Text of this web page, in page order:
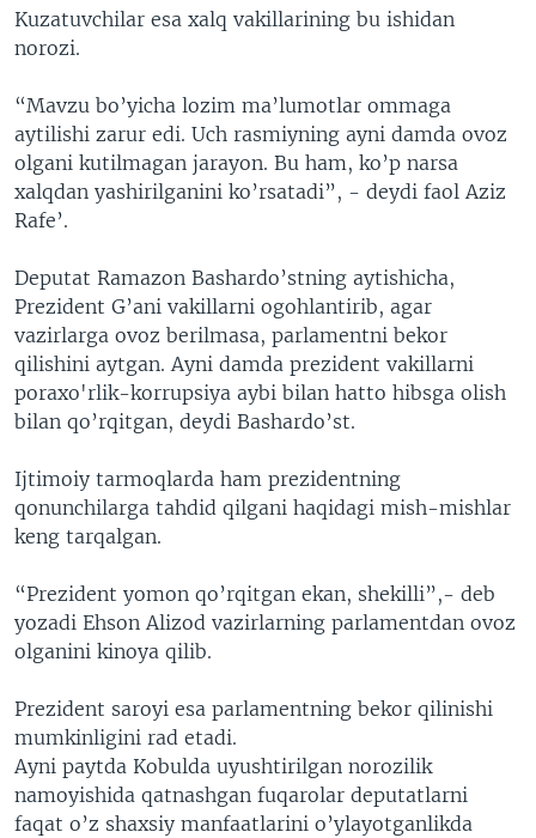
Kuzatuvchilar esa xalq vakillarining bu ishidan
norozi.
“Mavzu bo’yicha lozim ma’lumotlar ommaga
aytilishi zarur edi. Uch rasmiyning ayni damda ovoz
olgani kutilmagan jarayon. Bu ham, ko’p narsa
xalqdan yashirilganini ko’rsatadi”, - deydi faol Aziz
Rafe’.
Deputat Ramazon Bashardo’stning aytishicha,
Prezident G’ani vakillarni ogohlantirib, agar
vazirlarga ovoz berilmasa, parlamentni bekor
qilishini aytgan. Ayni damda prezident vakillarni
poraxo'rlik-korrupsiya aybi bilan hatto hibsga olish
bilan qo’rqitgan, deydi Bashardo’st.
Ijtimoiy tarmoqlarda ham prezidentning
qonunchilarga tahdid qilgani haqidagi mish-mishlar
keng tarqalgan.
“Prezident yomon qo’rqitgan ekan, shekilli”,- deb
yozadi Ehson Alizod vazirlarning parlamentdan ovoz
olganini kinoya qilib.
Prezident saroyi esa parlamentning bekor qilinishi
mumkinligini rad etadi.
Ayni paytda Kobulda uyushtirilgan norozilik
namoyishida qatnashgan fuqarolar deputatlarni
faqat o’z shaxsiy manfaatlarini o’ylayotganlikda